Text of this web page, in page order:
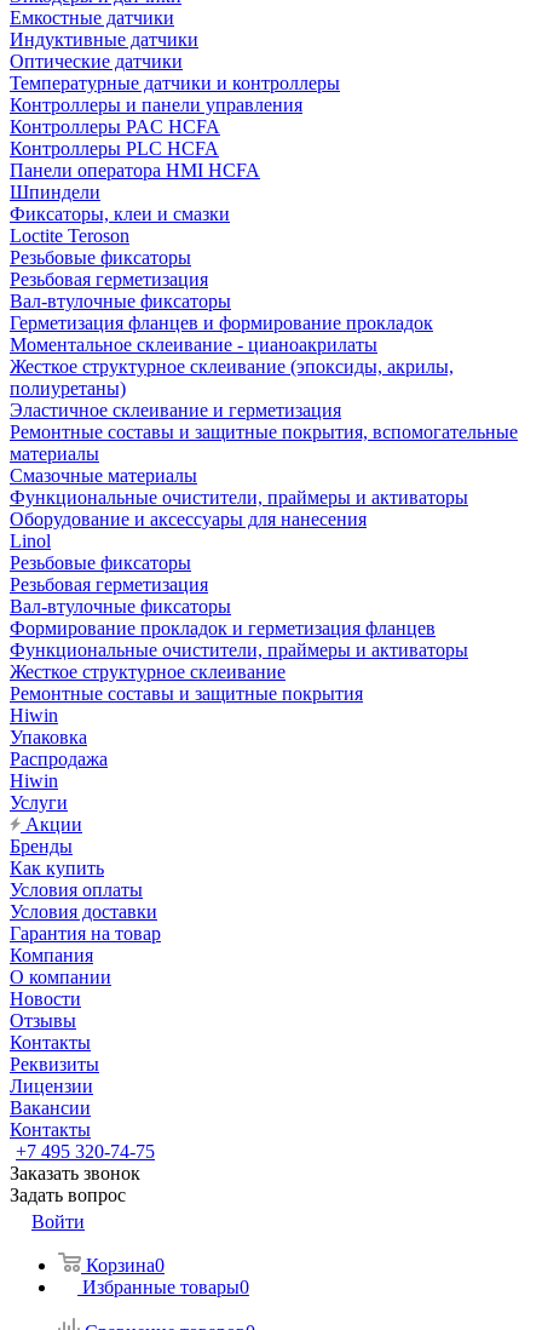
Емкостные датчики
Индуктивные датчики
Оптические датчики
Температурные датчики и контроллеры
Контроллеры и панели управления
Контроллеры PAC HCFA
Контроллеры PLC HCFA
Панели оператора HMI HCFA
Шпиндели
Фиксаторы, клеи и смазки
Loctite Teroson
Резьбовые фиксаторы
Резьбовая герметизация
Вал-втулочные фиксаторы
Герметизация фланцев и формирование прокладок
Моментальное склеивание - цианоакрилаты
Жесткое структурное склеивание (эпоксиды, акрилы,
полиуретаны)
Эластичное склеивание и герметизация
Ремонтные составы и защитные покрытия, вспомогательные
материалы
Смазочные материалы
Функциональные очистители, праймеры и активаторы
Оборудование и аксессуары для нанесения
Linol
Резьбовые фиксаторы
Резьбовая герметизация
Вал-втулочные фиксаторы
Формирование прокладок и герметизация фланцев
Функциональные очистители, праймеры и активаторы
Жесткое структурное склеивание
Ремонтные составы и защитные покрытия
Hiwin
Упаковка
Распродажа
Hiwin
Услуги
Акции
Бренды
Как купить
Условия оплаты
Условия доставки
Гарантия на товар
Компания
О компании
Новости
Отзывы
Контакты
Реквизиты
Лицензии
Вакансии
Контакты
+7 495 320-74-75
Заказать звонок
Задать вопрос
Войти
Корзина0
Избранные товары0